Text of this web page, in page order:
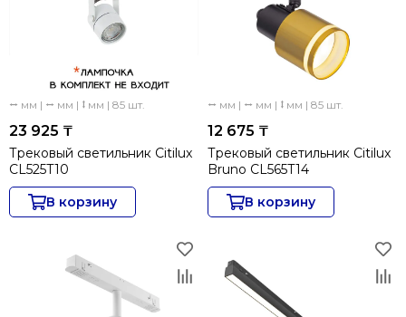
⭤ мм | ⭤ мм | ⭥ мм | 85 шт.
23 925 ₸
Трековый светильник Citilux
CL525T10
В корзину
⭤ мм | ⭤ мм | ⭥ мм | 85 шт.
12 675 ₸
Трековый светильник Citilux
Bruno CL565T14
В корзину